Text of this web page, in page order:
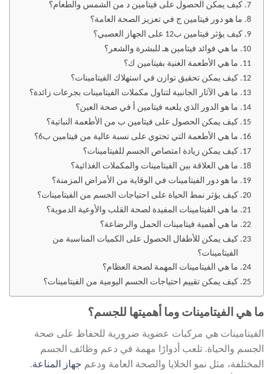
كيف يمكن الحصول على فيتامين د من الشمس والطعام؟
ما هو دور فيتامين ج في تعزيز الصحة العامة؟
كيف يؤثر فيتامين ب12 على الجهاز العصبي؟
ما هي فوائد فيتامين هـ للبشرة والشعر؟
ما هي الأطعمة الغنية بفيتامين ك؟
كيف يمكن تحقيق توازن في استهلاك الفيتامينات؟
ما هي الآثار الجانبية لتناول مكملات الفيتامينات بجرعات زائدة؟
ما هو الدور الذي يلعبه فيتامين أ في صحة العين؟
كيف يمكن الحصول على فيتامين ب من الأطعمة النباتية؟
ما هي الأطعمة التي تحتوي على نسبة عالية من فيتامين ب6؟
كيف يمكن زيادة امتصاص الجسم للفيتامينات؟
ما هي العلاقة بين الفيتامينات والمكملات الغذائية؟
ما هو دور الفيتامينات في الوقاية من الأمراض المزمنة؟
كيف يؤثر نمط الحياة على احتياجات الجسم من الفيتامينات؟
ما هي الفيتامينات المفيدة لصحة القلب والأوعية الدموية؟
ما هي أهمية فيتامينات الحمل والرضاعة؟
كيف يمكن للأطفال الحصول على الكميات المناسبة من
الفيتامينات؟
ما هي الفيتامينات المهمة لصحة العظام؟
كيف يمكن تقييم احتياجات الجسم اليومية من الفيتامينات؟
ما هي الفيتامينات وما أهميتها للجسم؟
الفيتامينات هي مركبات عضوية ضرورية للحفاظ على صحة
الجسم والحياة. تلعب أدوارًا مهمة في دعم وظائف الجسم
المختلفة، مثل نمو الخلايا والصحة العامة ودعم جهاز المناعة.